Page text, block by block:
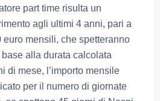
part time risulta un
agli ultimi 4 anni, pari a
mensili, che spetteranno
alla durata calcolata
di mese, l’importo mensile
per il numero di giornate